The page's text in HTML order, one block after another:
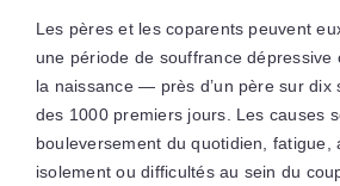
Les pères et les coparents peuvent
une période de souffrance dépressive
la naissance — près d’un père sur dix
des 1000 premiers jours. Les causes
bouleversement du quotidien, fatigue,
isolement ou difficultés au sein du